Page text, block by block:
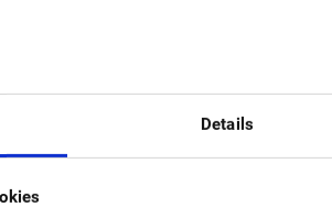
Details
CNC-Werkzeugmaschinen
höchste Cybersicherheit und
präziseren und
die Durchführung komplexer
die Bedrohung durch Cyberangriffe
Risiko weit über Produktionsausfälle